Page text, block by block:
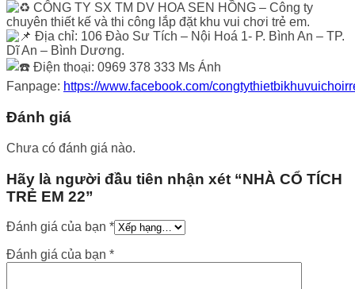
CÔNG TY SX TM DV HOA SEN HỒNG – Công ty
chuyên thiết kế và thi công lắp đặt khu vui chơi trẻ em.
Địa chỉ: 106 Đào Sư Tích – Nội Hoá 1- P. Bình An – TP.
Dĩ An – Bình Dương.
Điện thoại: 0969 378 333 Ms Ánh
Fanpage: https://www.facebook.com/
Đánh giá
Chưa có đánh giá nào.
Hãy là người đầu tiên nhận xét “NHÀ CỔ TÍCH
TRẺ EM 22”
Đánh giá của bạn *
Đánh giá của bạn *